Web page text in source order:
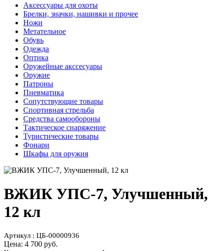
Аксессуары для охоты
Брелки, значки, нашивки и прочее
Ножи
Метательное
Обувь
Одежда
Оптика
Оружейные акссесуары
Оружие
Патроны
Пневматика
Сопутствующие товары
Спортивная стрельба
Средства самообороны
Тактическое снаряжение
Туристические товары
Фонари
Шкафы для оружия
ВЖИК УПС-7, Улучшенный,
12 кл
Артикул : ЦБ-00000936
Цена: 4 700 руб.